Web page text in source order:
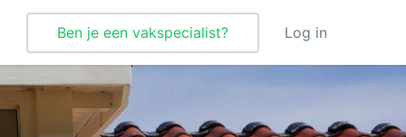
Ben je een vakspecialist? Log in
Verbouwing